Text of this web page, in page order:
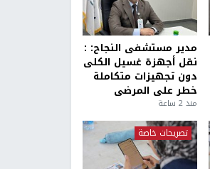
مدير مستشفى النجاح: :
نقل أجهزة غسيل الكلى
دون تجهيزات متكاملة
خطر على المرضى
منذ 2 ساعة
تصريحات خاصة